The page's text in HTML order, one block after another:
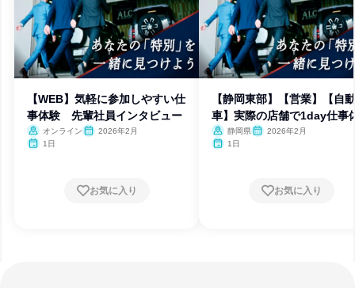
【WEB】気軽に参加しやすい仕
事体験 先輩社員インタビュー
オンライン
2026年2月
1日
お気に入り
【静岡東部】【営業】【自動
車】実際の店舗で1day仕事
静岡県
2026年2月
1日
お気に入り